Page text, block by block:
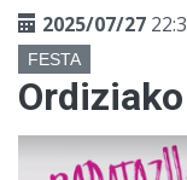
2025/07/27
FESTA